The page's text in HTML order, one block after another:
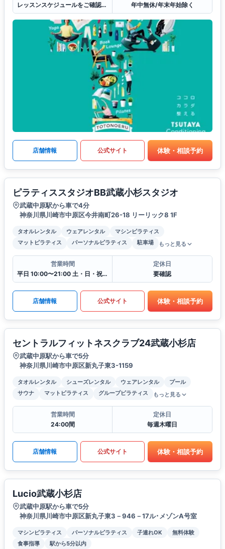
レッスンスケジュールをご確認ください。
年中無休/年末年始除く
店舗情報 公式サイト 体験・相談予約
ピラティススタジオBB武蔵小杉スタジオ
武蔵中原駅から車で4分
神奈川県川崎市中原区今井南町26-18 リーリック8 1F
タオルレンタル ウェアレンタル
マシンピラティス
マットピラティス
パーソナルピラティス 駐車場 もっと見る
営業時間
平日 10:00〜21:00 土・日・祝 9:00〜19:00
定休日
要確認
店舗情報 公式サイト 体験・相談予約
セントラルフィットネスクラブ24武蔵小杉店
武蔵中原駅から車で5分
神奈川県川崎市中原区新丸子東3-1159
タオルレンタル シューズレンタル ウェアレンタル
プール
サウナ
マットピラティス グループピラティス もっと見る
営業時間
24:00間
定休日
毎週木曜日
店舗情報 公式サイト 体験・相談予約
Lucio武蔵小杉店
武蔵中原駅から車で5分
神奈川県川崎市中原区新丸子東3－946－17ル･メゾンA号室
マシンピラティス パーソナルピラティス 子連れOK
無料体験
食事指導
駅から5分以内